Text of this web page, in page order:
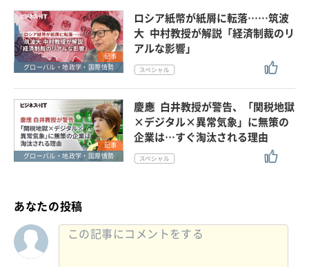
記事
グローバル・地政学・国際情勢
ロシア紙幣が紙屑に転落……筑波
大 中村教授が解説「経済制裁のリ
アルな影響」
記事
グローバル・地政学・国際情勢
慶應 白井教授が警告、「関税地獄
×デジタル×異常気象」に無策の
企業は…すぐ淘汰される理由
あなたの投稿